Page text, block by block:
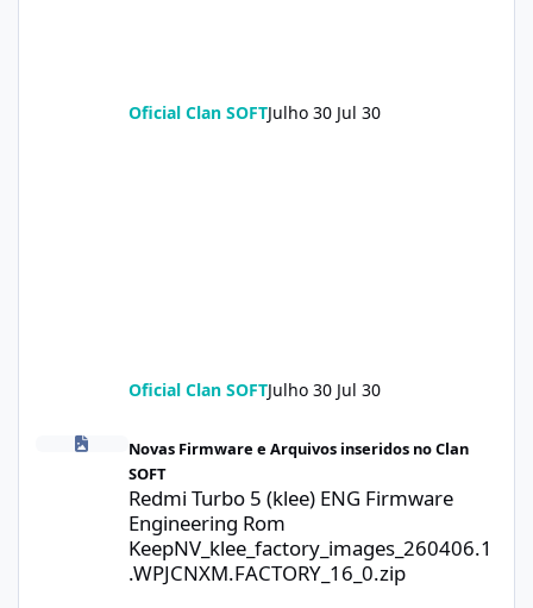
Oficial Clan SOFTJulho 30 Jul 30
Oficial Clan SOFTJulho 30 Jul 30
Redmi Turbo 5 (klee) ENG Firmware Engineering Rom
Novas Firmware e Arquivos inseridos no Clan
SOFT
Redmi Turbo 5 (klee) ENG Firmware
Engineering Rom
KeepNV_klee_factory_images_260406.1
.WPJCNXM.FACTORY_16_0.zip